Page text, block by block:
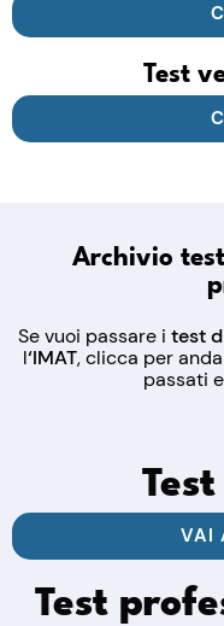
Test
Archivio
Se vuoi passare i test
l‘IMAT, clicca per
passati
VAI
Test